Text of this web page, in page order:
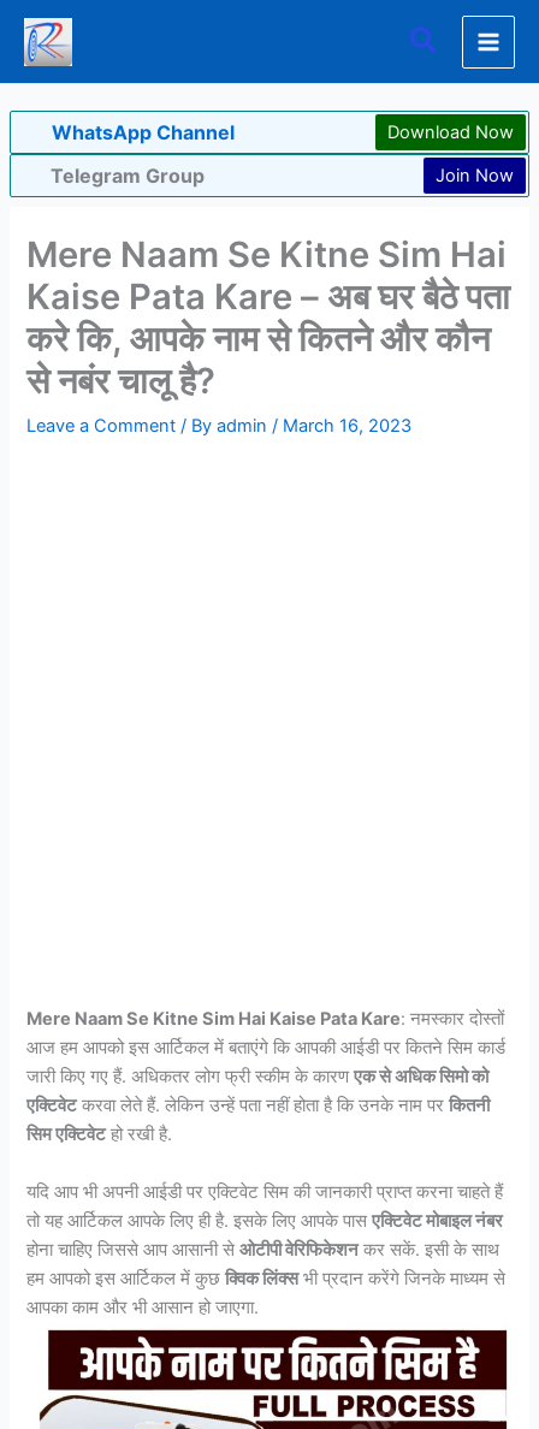
Skip
content
Search
WhatsApp Channel Download Now
Telegram Group Join Now
Mere Naam Se Kitne Sim Hai
Kaise Pata Kare – अब घर बैठे पता
करे कि, आपके नाम से कितने और कौन
से नबंर चालू है?
Leave a Comment / Byadmin/ March 16, 2023
Mere Naam Se Kitne Sim Hai Kaise Pata Kare: नमस्कार दोस्तों
आज हम आपको इस आर्टिकल में बताएंगे कि आपकी आईडी पर कितने सिम कार्ड
जारी किए गए हैं. अधिकतर लोग फ्री स्कीम के कारणएक से अधिक सिमो को
एक्टिवेटकरवा लेते हैं. लेकिन उन्हें पता नहीं होता है कि उनके नाम परकितनी
सिम एक्टिवेटहो रखी है.
यदि आप भी अपनी आईडी पर एक्टिवेट सिम की जानकारी प्राप्त करना चाहते हैं
तो यह आर्टिकल आपके लिए ही है. इसके लिए आपके पासएक्टिवेट मोबाइल नंबर
होना चाहिए जिससे आप आसानी सेओटीपी वेरिफिकेशनकर सकें. इसी के साथ
हम आपको इस आर्टिकल में कुछक्विक लिंक्सभी प्रदान करेंगे जिनके माध्यम से
आपका काम और भी आसान हो जाएगा.